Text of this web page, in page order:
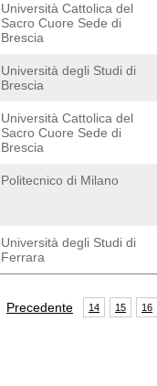
Università Cattolica del
Sacro Cuore Sede di
Brescia
Università degli Studi di
Brescia
Università Cattolica del
Sacro Cuore Sede di
Brescia
Politecnico di Milano
Università degli Studi di
Ferrara
Precedente 14 15 16